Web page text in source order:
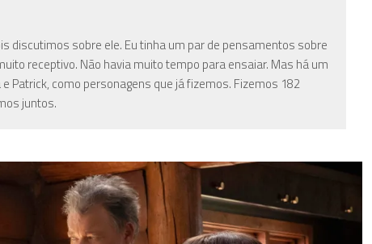
discutimos sobre ele. Eu tinha um par de pensamentos sobre
receptivo. Não havia muito tempo para ensaiar. Mas há um
Patrick, como personagens que já fizemos. Fizemos 182
juntos.